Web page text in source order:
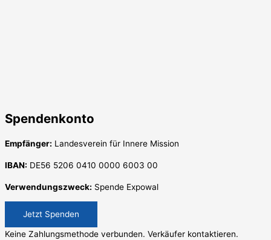
Spendenkonto
Empfänger: Landesverein für Innere Mission
IBAN: DE56 5206 0410 0000 6003 00
Verwendungszweck: Spende Expowal
Jetzt Spenden
Keine Zahlungsmethode verbunden. Verkäufer kontaktieren.